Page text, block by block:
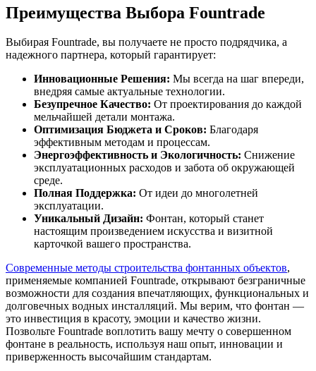
Преимущества Выбора Fountrade
Выбирая Fountrade, вы получаете не просто подрядчика, а
надежного партнера, который гарантирует:
Инновационные Решения: Мы всегда на шаг впереди,
внедряя самые актуальные технологии.
Безупречное Качество: От проектирования до каждой
мельчайшей детали монтажа.
Оптимизация Бюджета и Сроков: Благодаря
эффективным методам и процессам.
Энергоэффективность и Экологичность: Снижение
эксплуатационных расходов и забота об окружающей
среде.
Полная Поддержка: От идеи до многолетней
эксплуатации.
Уникальный Дизайн: Фонтан, который станет
настоящим произведением искусства и визитной
карточкой вашего пространства.
Современные методы строительства фонтанных объектов,
применяемые компанией Fountrade, открывают безграничные
возможности для создания впечатляющих, функциональных и
долговечных водных инсталляций. Мы верим, что фонтан —
это инвестиция в красоту, эмоции и качество жизни.
Позвольте Fountrade воплотить вашу мечту о совершенном
фонтане в реальность, используя наш опыт, инновации и
приверженность высочайшим стандартам.